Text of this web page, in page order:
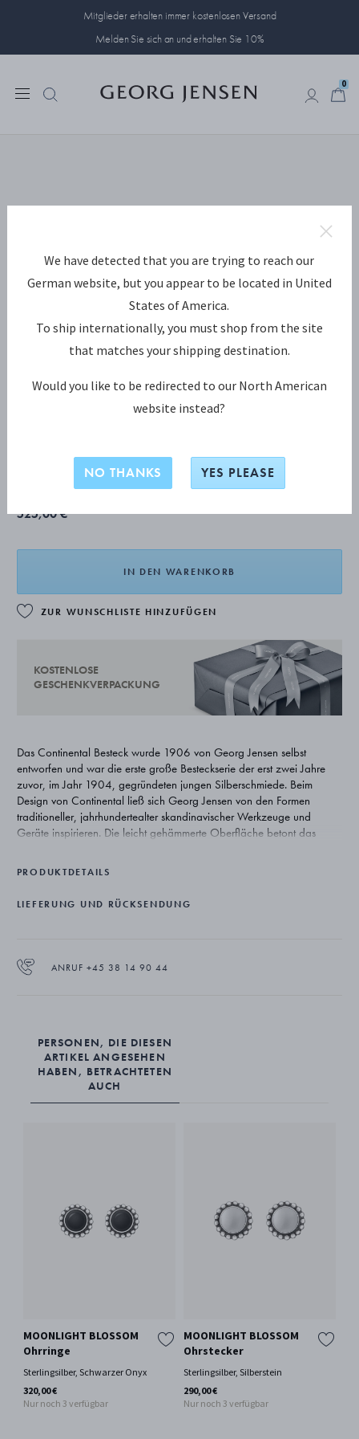
Mitglieder erhalten immer kostenlosen Versand
Melden Sie sich an und erhalten Sie 10%
0
CONTINENTAL Kuchenmesser
525,00 €
IN DEN WARENKORB
ZUR WUNSCHLISTE HINZUFÜGEN
KOSTENLOSE
GESCHENKVERPACKUNG
Das Continental Besteck wurde 1906 von Georg Jensen selbst
entworfen und war die erste große Besteckserie der erst zwei Jahre
zuvor, im Jahr 1904, gegründeten jungen Silberschmiede. Beim
Design von Continental ließ sich Georg Jensen von den Formen
traditioneller, jahrhundertealter skandinavischer Werkzeuge und
Geräte inspirieren. Die leicht gehämmerte Oberfläche betont das
PRODUKTDETAILS
LIEFERUNG UND RÜCKSENDUNG
ANRUF +45 38 14 90 44
PERSONEN, DIE DIESEN
ARTIKEL ANGESEHEN
HABEN, BETRACHTETEN
AUCH
MOONLIGHT BLOSSOM
Ohrringe
Sterlingsilber, Schwarzer Onyx
320,00 €
Nur noch 3 verfügbar
MOONLIGHT BLOSSOM
Ohrstecker
Sterlingsilber, Silberstein
290,00 €
Nur noch 3 verfügbar
We have detected that you are trying to reach our
German website, but you appear to be located in United
States of America.
To ship internationally, you must shop from the site
that matches your shipping destination.
Would you like to be redirected to our North American
website instead?
NO THANKS YES PLEASE